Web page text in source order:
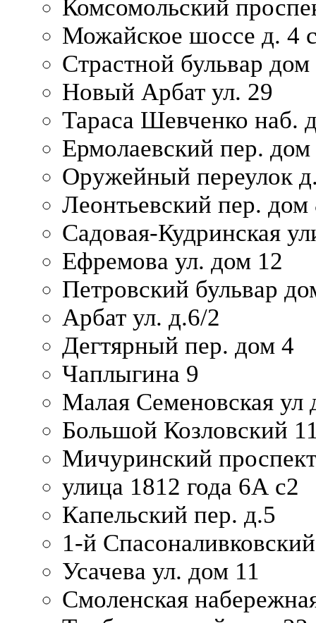
Комсомольский
Можайское шоссе д. 4
Страстной бульвар дом
Новый Арбат ул. 29
Тараса Шевченко наб.
Ермолаевский пер. дом
Оружейный переулок
Леонтьевский пер. дом
Садовая-Кудринская
Ефремова ул. дом 12
Петровский бульвар
Арбат ул. д.6/2
Дегтярный пер. дом 4
Чаплыгина 9
Малая Семеновская ул
Большой Козловский
Мичуринский
улица 1812 года 6А с2
Капельский пер. д.5
1-й
Усачева ул. дом 11
Смоленская